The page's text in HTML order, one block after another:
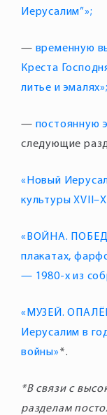
Иерусалим”»;
— временную
Креста
литье и эмалях»;
— постоянную
«Новый
культуры
«ВОЙНА.
плакатах,
— 1980-х из
«МУЗЕЙ.
Иерусалим в
войны»
*В связи с
разделам